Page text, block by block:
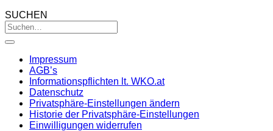
SUCHEN
Impressum
AGB’s
Informationspflichten lt. WKO.at
Datenschutz
Privatsphäre-Einstellungen ändern
Historie der Privatsphäre-Einstellungen
Einwilligungen widerrufen